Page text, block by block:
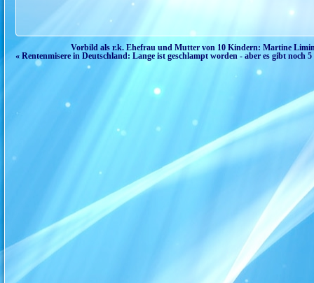
Vorbild als r.k. Ehefrau und Mutter von 10 Kindern: Martine
« Rentenmisere in Deutschland: Lange ist geschlampt worden - aber es gibt noch 5